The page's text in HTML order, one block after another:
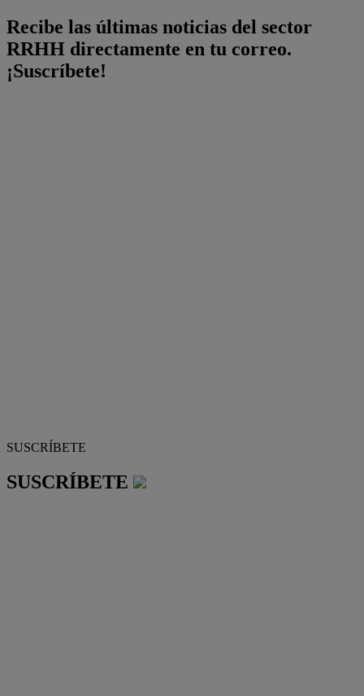
Recibe las últimas noticias del sector
RRHH directamente en tu correo.
¡Suscríbete!
SUSCRÍBETE
SUSCRÍBETE